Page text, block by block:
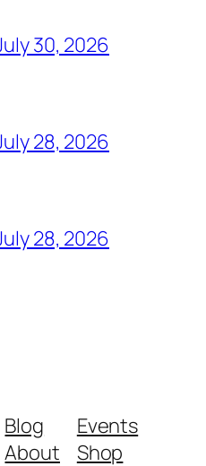
30, 2026
28, 2026
28, 2026
Blog
About
Events
Shop